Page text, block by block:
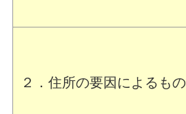
２．住所の要因によるもの